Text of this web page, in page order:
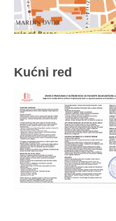
Kućni red